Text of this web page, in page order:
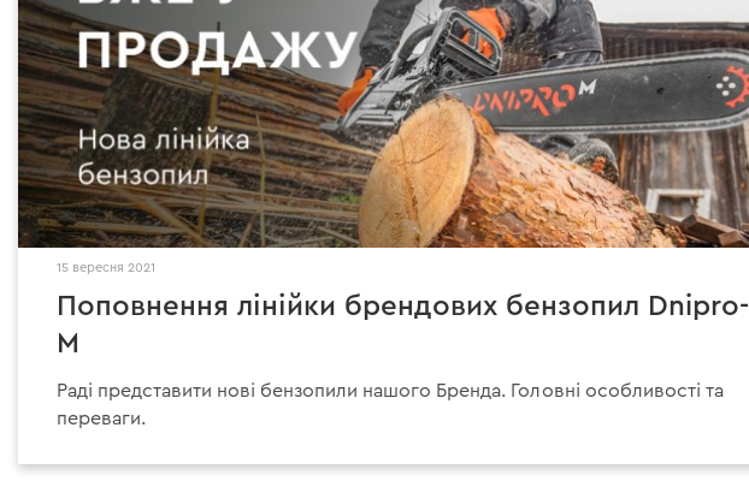
15 вересня 2021
Поповнення лінійки брендових бензопил Dnipro-
M
Раді представити нові бензопили нашого Бренда. Головні особливості та
переваги.